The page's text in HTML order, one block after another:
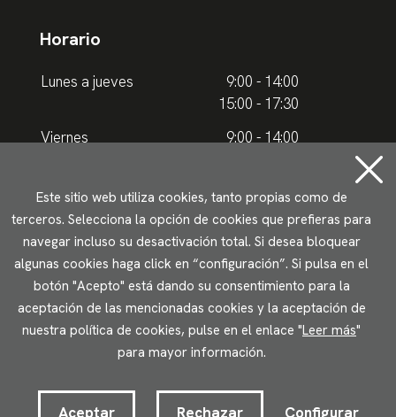
Horario
Lunes a jueves
9:00 - 14:00
15:00 - 17:30
Viernes
9:00 - 14:00
Horario de verano
Lunes a jueves
9.00 - 15.00
Viernes
9:00 - 14:00
Aviso legal Política de privacidad
Uso de cookies
Accesibilidad
Este sitio web utiliza cookies, tanto propias como de
terceros. Selecciona la opción de cookies que prefieras para
navegar incluso su desactivación total. Si desea bloquear
algunas cookies haga click en “configuración”. Si pulsa en el
botón "Acepto" está dando su consentimiento para la
aceptación de las mencionadas cookies y la aceptación de
nuestra política de cookies, pulse en el enlace "Leer más"
para mayor información.
Aceptar Rechazar Configurar